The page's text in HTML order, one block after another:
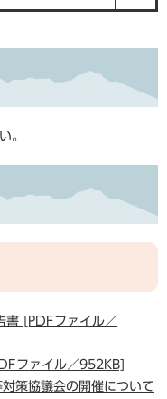
。
書 [PDFファイル／
ファイル／952KB]
策協議会の開催について